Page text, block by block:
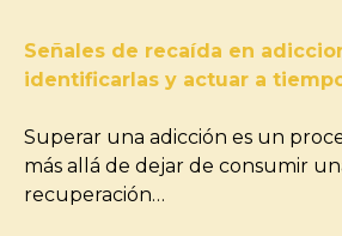
Señales de recaída en
identificarlas y actuar a
Superar una adicción es un
más allá de dejar de consumir
recuperación…